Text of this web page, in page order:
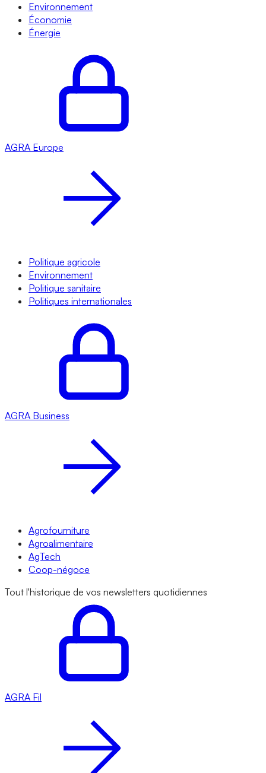
Environnement
Économie
Énergie
AGRA Europe
Politique agricole
Environnement
Politique sanitaire
Politiques internationales
AGRA Business
Agrofourniture
Agroalimentaire
AgTech
Coop-négoce
Tout l'historique de vos newsletters quotidiennes
AGRA Fil